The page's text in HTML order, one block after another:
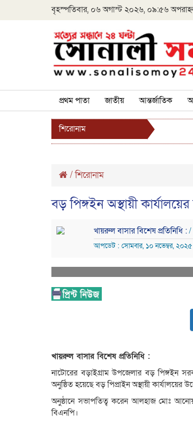
বৃহস্পতিবার, ০৬ অগাস্ট ২০২৬, ০৯:৫৬ অপরাহ্ন
প্রথম পাতা জাতীয় আন্তর্জাতিক
শিরোনাম
/শিরোনাম
বড় পিঙ্গইন অস্থায়ী
খায়রুল বাসার বিশেষ প্রতিনিধি :/
আপডেট : সোমবার, ১০ নভেম্বর, ২০২৫
খায়রুল বাসার বিশেষ প্রতিনিধি :
নাটোরের বড়াইগ্রাম উপজেলার বড় পিঙ্গইন
অনুষ্ঠিত হয়েছে বড় পিপ্রাইন অস্থায়ী কার্যালয়ের
অনুষ্ঠানে সভাপতিত্ব করেন আলহাজ মোঃ
বিএনপি।